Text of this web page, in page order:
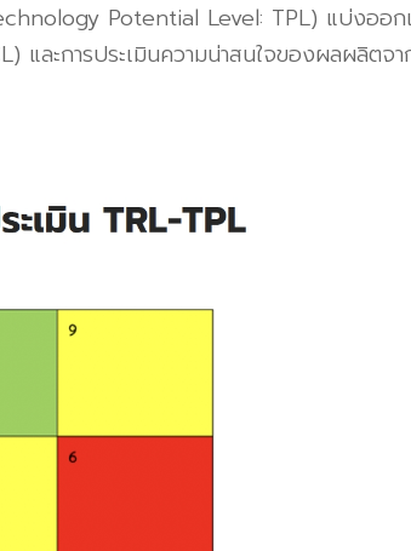
Potential Level: TPL) แบ่งออก
และการประเมินความน่าสนใจของผลผลิตจา